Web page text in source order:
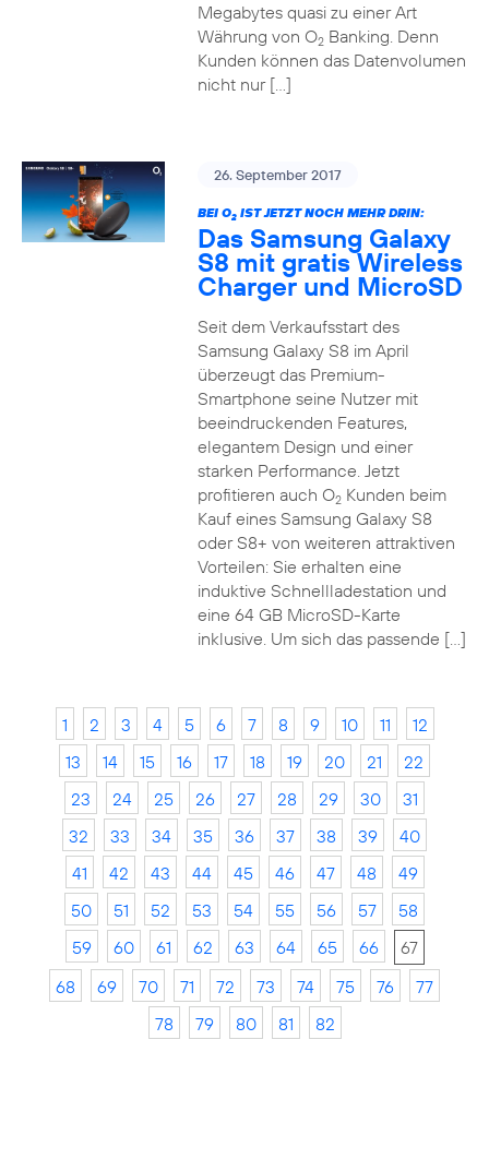
Megabytes quasi zu einer Art
Währung von O2Banking. Denn
Kunden können das Datenvolumen
nicht nur […]
26. September 2017
BEI O2IST JETZT NOCH MEHR DRIN:
Das Samsung Galaxy
S8 mit gratis Wireless
Charger und MicroSD
Seit dem Verkaufsstart des
Samsung Galaxy S8 im April
überzeugt das Premium-
Smartphone seine Nutzer mit
beeindruckenden Features,
elegantem Design und einer
starken Performance. Jetzt
profitieren auch O2Kunden beim
Kauf eines Samsung Galaxy S8
oder S8+ von weiteren attraktiven
Vorteilen: Sie erhalten eine
induktive Schnellladestation und
eine 64 GB MicroSD-Karte
inklusive. Um sich das passende […]
1 2 3 4 5 6 7 8 9 10 11
12
13
14 15 16 17 18 19 20 21
22
23
24 25 26 27 28 29 30
31
32
33 34 35 36 37 38 39
40
41
42 43 44 45 46 47 48
49
50
51 52 53 54 55 56 57
58
59
60 61 62 63 64 65 66
67
68
69 70 71 72 73 74 75 76
77
78
79 80 81 82